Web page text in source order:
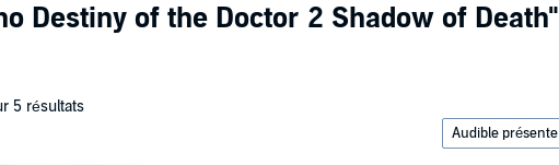
Destiny of the Doctor 2 Shadow of Death"
5 résultats